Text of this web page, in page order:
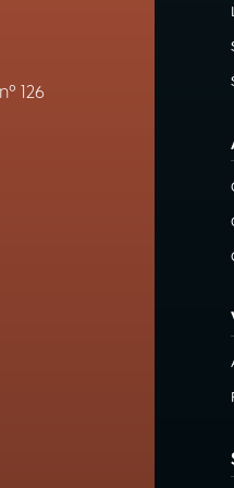
126